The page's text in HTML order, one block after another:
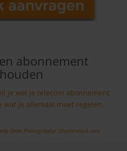
abonnement
je wel je telecom abonnement
wat je allemaal moet regelen.
Dean Photography/ Shutterstock.com